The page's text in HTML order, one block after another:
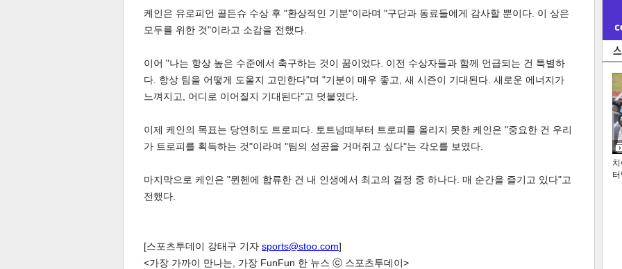
케인은 유로피언 골든슈 수상 후 "환상적인 기분"이라며 "구단과 동료들에게 감사할 뿐이다. 이 상은
모두를 위한 것"이라고 소감을 전했다.
이어 "나는 항상 높은 수준에서 축구하는 것이 꿈이었다. 이전 수상자들과 함께 언급되는 건 특별하
다. 항상 팀을 어떻게 도울지 고민한다"며 "기분이 매우 좋고, 새 시즌이 기대된다. 새로운 에너지가
느껴지고, 어디로 이어질지 기대된다"고 덧붙였다.
이제 케인의 목표는 당연히도 트로피다. 토트넘때부터 트로피를 올리지 못한 케인은 "중요한 건 우리
가 트로피를 획득하는 것"이라며 "팀의 성공을 거머쥐고 싶다"는 각오를 보였다.
마지막으로 케인은 "뮌헨에 합류한 건 내 인생에서 최고의 결정 중 하나다. 매 순간을 즐기고 있다"고
전했다.
[스포츠투데이 강태구 기자 sports@stoo.com]
<가장 가까이 만나는, 가장 FunFun 한 뉴스 ⓒ 스포츠투데이>